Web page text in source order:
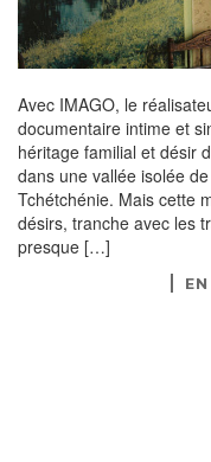
Avec IMAGO, le
documentaire intime et
héritage familial et désir
dans une vallée isolée
Tchétchénie. Mais cette
désirs, tranche avec les
presque […]